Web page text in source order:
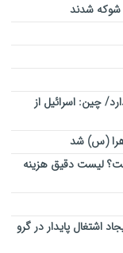
شدند
چین: اسرائیل از
(س) شد
لیست دقیق هزینه
اشتغال پایدار در گرو